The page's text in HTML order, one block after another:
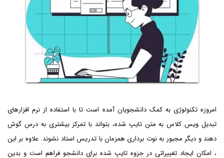
امروزه تکنولوژی به کمک دانشجویان آمده است تا با استفاده از نرم افزار‌های
تبدیل ویس کلاس به متن تایپ شده، بتواند با تمرکز بیشتری به درس گوش
دهند و دیگر مجبور به نوت برداری همزمان با تدریس استاد نشوند. علاوه بر این
، امکان ایجاد تغییراتی در جزوه تایپ شده برای دانشجو فراهم است و بدین